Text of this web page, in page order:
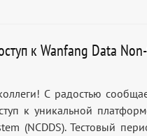
к Wanfang Data
С радостью
к уникальной
(NCDDS). Тестовый